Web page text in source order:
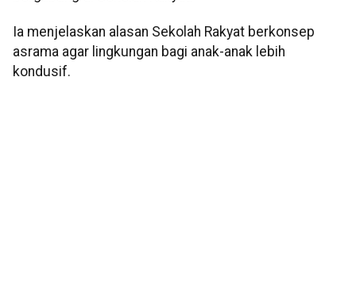
Ia menjelaskan alasan Sekolah Rakyat berkonsep
asrama agar lingkungan bagi anak-anak lebih
kondusif.